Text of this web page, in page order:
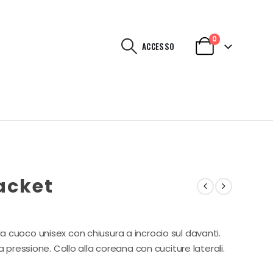
ACCESSO
0
cuoco unisex con chiusura a incrocio sul davanti.
Collo alla coreana con cuciture laterali.